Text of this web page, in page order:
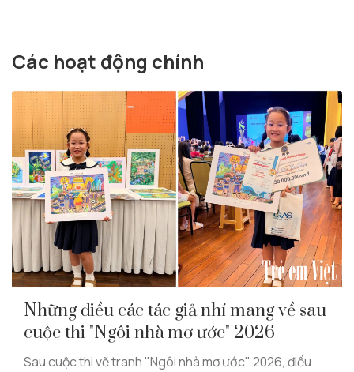
Các hoạt động chính
Những điều các tác giả nhí mang về sau
cuộc thi "Ngôi nhà mơ ước" 2026
Sau cuộc thi vẽ tranh "Ngôi nhà mơ ước" 2026, điều